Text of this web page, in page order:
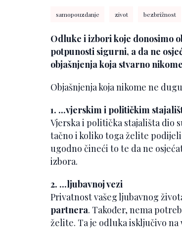
samopouzdanje zivot bezbrižnost
Odluke i izbori koje donosimo
potpunosti sigurni, a da ne
objašnjenja koja stvarno
Objašnjenja koja nikome ne
1. ...vjerskim i političkim
Vjerska i politička stajališta dio
tačno i koliko toga želite
ugodno čineći to te da ne
izbora.
2. ...ljubavnoj vezi
Privatnost vašeg ljubavnog
partnera. Također, nema
želite. Ta je odluka isključivo na